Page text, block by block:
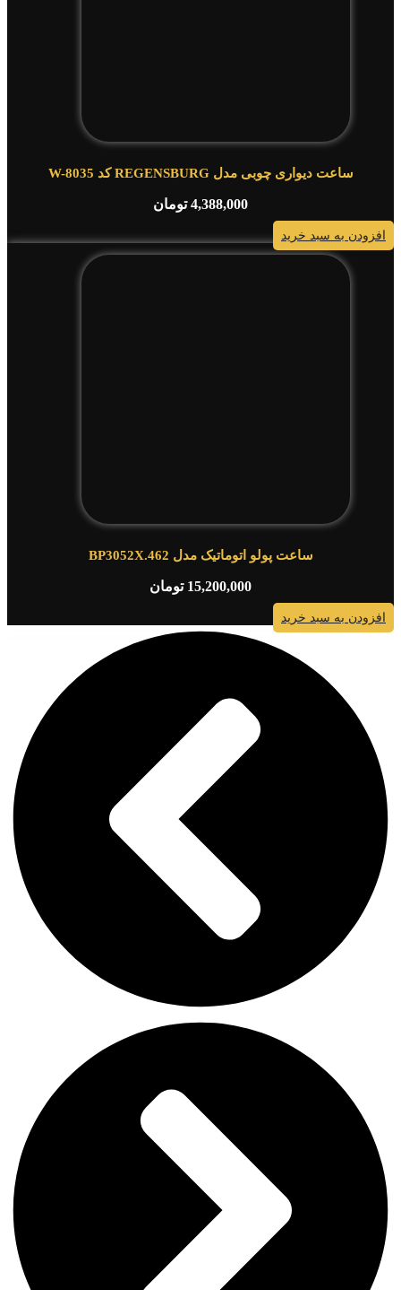
ساعت دیواری چوبی مدل REGENSBURG کد W-8035
4,388,000 تومان
افزودن به سبد خرید
ساعت پولو اتوماتیک مدل BP3052X.462
15,200,000 تومان
افزودن به سبد خرید